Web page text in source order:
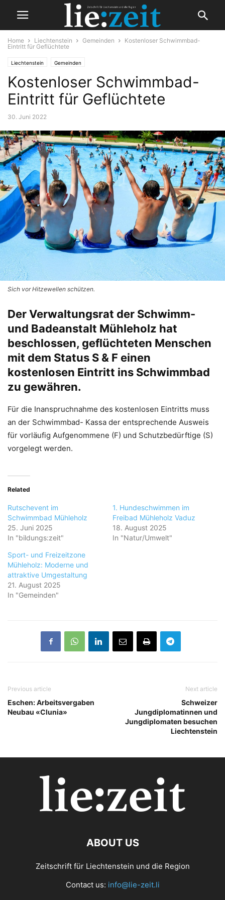
Home Liechtenstein Gemeinden
Kostenloser Schwimmbad-
Eintritt für Geflüchtete
Liechtenstein Gemeinden
Kostenloser Schwimmbad-
Eintritt für Geflüchtete
30. Juni 2022
Sich vor Hitzewellen schützen.
Der Verwaltungsrat der Schwimm-
und Badeanstalt Mühleholz hat
beschlossen, geflüchteten Menschen
mit dem Status S & F einen
kostenlosen Eintritt ins Schwimmbad
zu gewähren.
Für die Inanspruchnahme des kostenlosen Eintritts muss
an der Schwimmbad- Kassa der entsprechende Ausweis
für vorläufig Aufgenommene (F) und Schutzbedürftige (S)
vorgelegt werden.
Related
Rutschevent im
Schwimmbad Mühleholz
25. Juni 2025
In "bildungs:zeit"
1. Hundeschwimmen im
Freibad Mühleholz Vaduz
18. August 2025
In "Natur/Umwelt"
Sport- und Freizeitzone
Mühleholz: Moderne und
attraktive Umgestaltung
21. August 2025
In "Gemeinden"
Previous article
Eschen: Arbeitsvergaben
Neubau «Clunia»
Next article
Schweizer
Jungdiplomatinnen und
Jungdiplomaten besuchen
Liechtenstein
ABOUT US
Zeitschrift für Liechtenstein und die Region
Contact us: info@lie-zeit.li